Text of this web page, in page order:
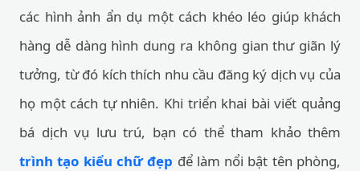
các hình ảnh ẩn dụ một cách khéo léo giúp khách
hàng dễ dàng hình dung ra không gian thư giãn lý
tưởng, từ đó kích thích nhu cầu đăng ký dịch vụ của
họ một cách tự nhiên. Khi triển khai bài viết quảng
bá dịch vụ lưu trú, bạn có thể tham khảo thêm
trình tạo kiểu chữ đẹp để làm nổi bật tên phòng,